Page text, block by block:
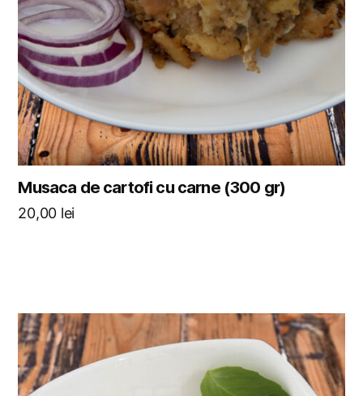
Musaca de cartofi cu carne (300 gr)
20,00 lei